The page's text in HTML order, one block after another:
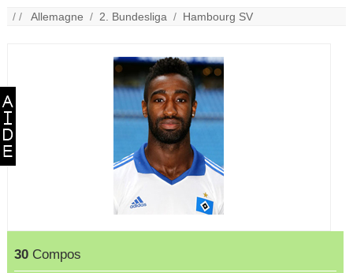
/ /Allemagne /2. Bundesliga / Hambourg SV
30 Compos